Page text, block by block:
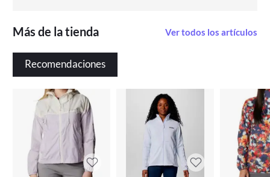
Más de la tienda Ver todos los artículos
Recomendaciones